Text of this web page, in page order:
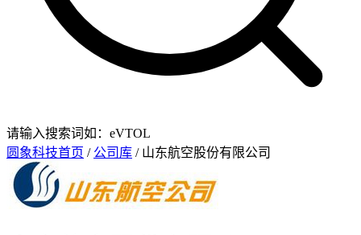
请输入搜索词如：eVTOL
圆象科技首页 / 公司库 / 山东航空股份有限公司